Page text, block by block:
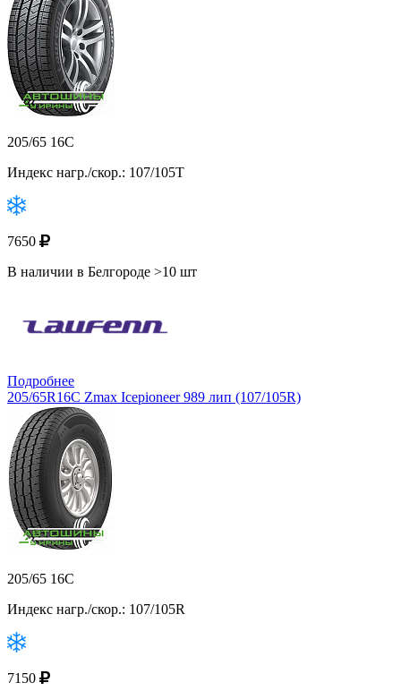
205/65 16C
Индекс нагр./скор.: 107/105T
7650
В наличии в Белгороде >10 шт
Подробнее
205/65R16C Zmax Icepioneer 989 лип (107/105R)
205/65 16C
Индекс нагр./скор.: 107/105R
7150